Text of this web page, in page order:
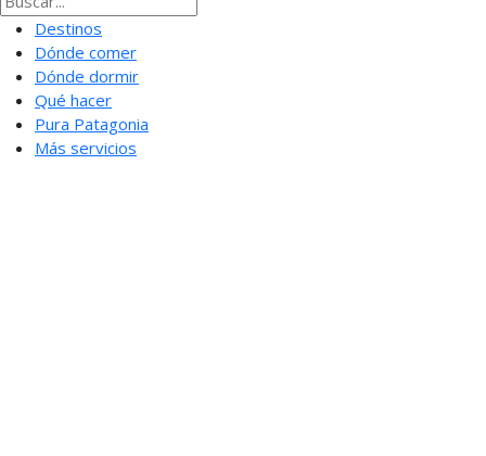
Destinos
Dónde comer
Dónde dormir
Qué hacer
Pura Patagonia
Más servicios